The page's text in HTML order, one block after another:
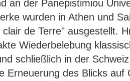
an der Panepistimiou
wurden in Athen und
de Terre" ausgestellt.
Wiederbelebung
schließlich in der
Erneuerung des Blicks